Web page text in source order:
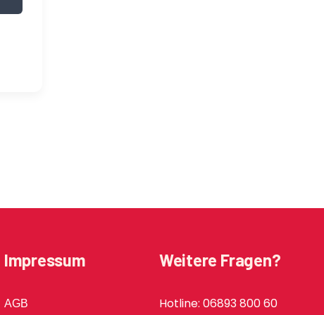
Impressum
AGB
Weitere Fragen?
Hotline: 06893 800 60